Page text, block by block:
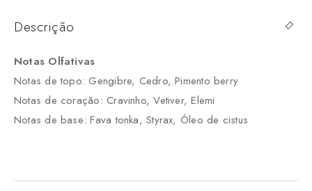
Descrição
Notas Olfativas
Notas de topo: Gengibre, Cedro, Pimento berry
Notas de coração: Cravinho, Vetiver, Elemi
Notas de base: Fava tonka, Styrax, Óleo de cistus